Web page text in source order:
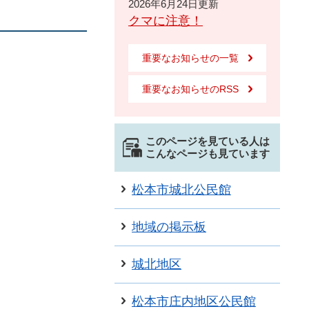
2026年6月24日更新
クマに注意！
重要なお知らせの一覧
重要なお知らせのRSS
このページを見ている人は
こんなページも見ています
松本市城北公民館
地域の掲示板
城北地区
松本市庄内地区公民館